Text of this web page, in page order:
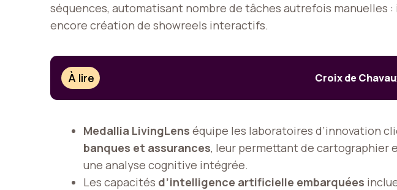
séquences, automatisant nombre de tâches autrefois
encore création de showreels interactifs.
À lire Croix de
Medallia LivingLens équipe les laboratoires d’innovation
banques et assurances, leur permettant de cartographier
une analyse cognitive intégrée.
Les capacités d’intelligence artificielle embarquées